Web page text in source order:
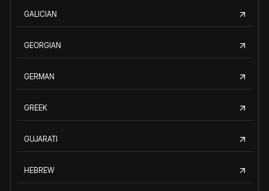
GALICIAN
GEORGIAN
GERMAN
GREEK
GUJARATI
HEBREW